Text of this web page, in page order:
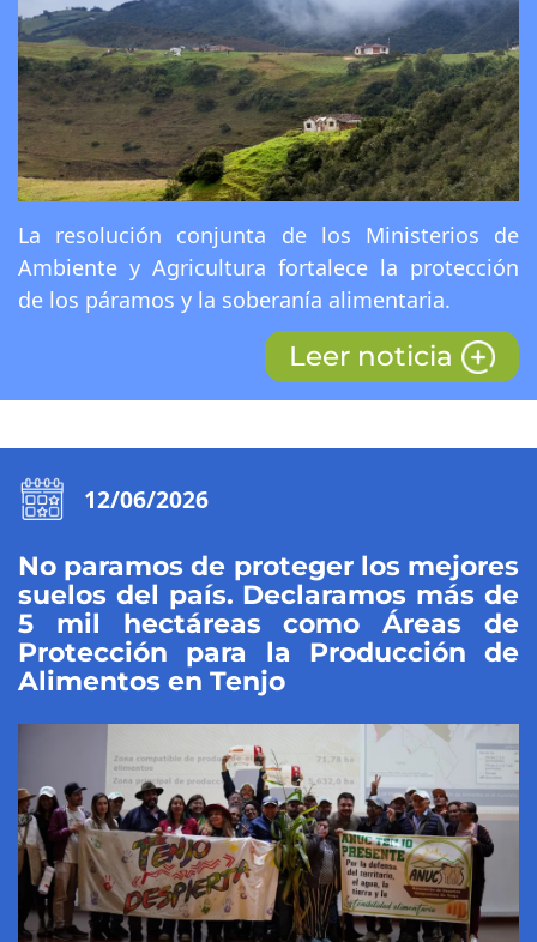
La resolución conjunta de los Ministerios de
Ambiente y Agricultura fortalece la protección
de los páramos y la soberanía alimentaria.
Leer noticia
12/06/2026
No paramos de proteger los mejores
suelos del país. Declaramos más de
5 mil hectáreas como Áreas de
Protección para la Producción de
Alimentos en Tenjo